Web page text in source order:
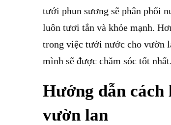
tưới phun sương sẽ phân phối
luôn tươi tắn và khỏe mạnh.
trong việc tưới nước cho vườn
mình sẽ được chăm sóc tốt nhất.
Hướng dẫn cách
vườn lan